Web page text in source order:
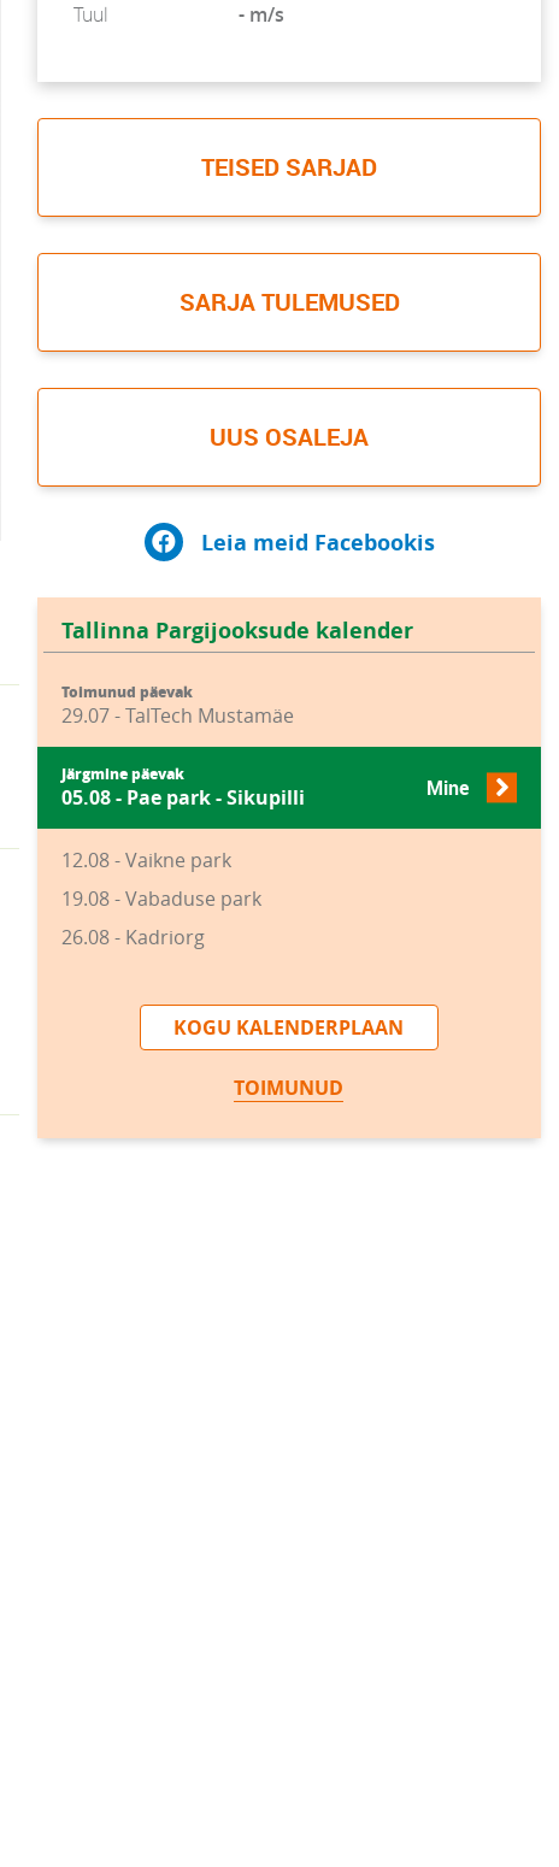
Tuul
- m/s
TEISED SARJAD
SARJA TULEMUSED
UUS OSALEJA
Leia meid Facebookis
Tallinna Pargijooksude kalender
Toimunud päevak
29.07 - TalTech Mustamäe
Järgmine päevak
05.08 - Pae park - Sikupilli Mine
12.08 - Vaikne park
19.08 - Vabaduse park
26.08 - Kadriorg
KOGU KALENDERPLAAN
TOIMUNUD